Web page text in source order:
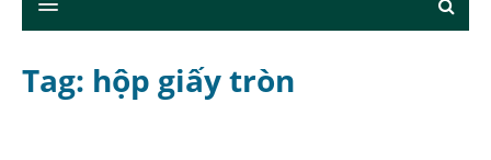
Tag: hộp giấy tròn